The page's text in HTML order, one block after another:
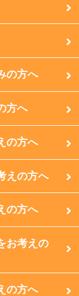
の方へ
方へ
の方へ
えの方へ
の方へ
お考えの
の方へ